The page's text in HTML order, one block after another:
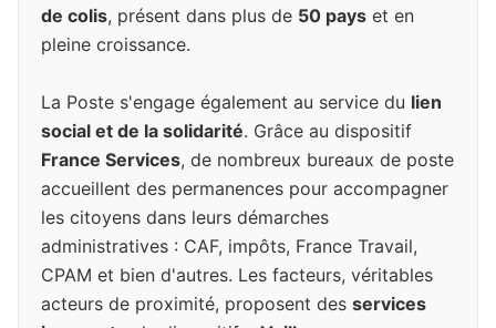
de colis, présent dans plus de 50 pays et en
pleine croissance.
La Poste s'engage également au service du lien
social et de la solidarité. Grâce au dispositif
France Services, de nombreux bureaux de poste
accueillent des permanences pour accompagner
les citoyens dans leurs démarches
administratives : CAF, impôts, France Travail,
CPAM et bien d'autres. Les facteurs, véritables
acteurs de proximité, proposent des services